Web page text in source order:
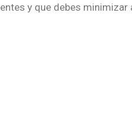
y que debes minimizar